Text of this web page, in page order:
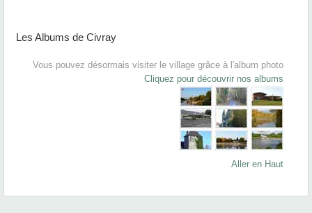
Les Albums de Civray
Vous pouvez désormais visiter le village grâce à l'album photo
Cliquez pour découvrir nos albums
Aller en Haut